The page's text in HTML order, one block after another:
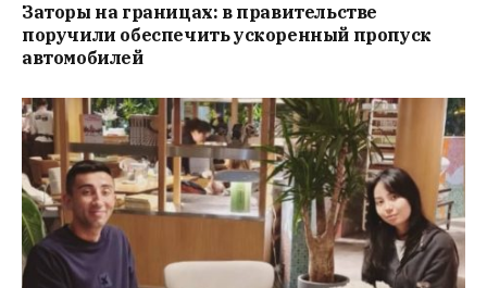
Заторы на границах: в правительстве
поручили обеспечить ускоренный пропуск
автомобилей